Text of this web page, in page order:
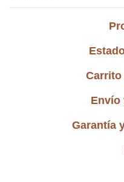
Carrito
Envío
Garantía